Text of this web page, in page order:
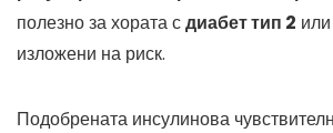
полезно за хората сдиабет тип 2
изложени на риск.
Подобрената инсулинова